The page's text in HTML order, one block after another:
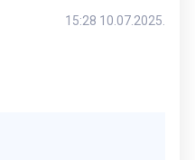
15:28 10.07.2025.